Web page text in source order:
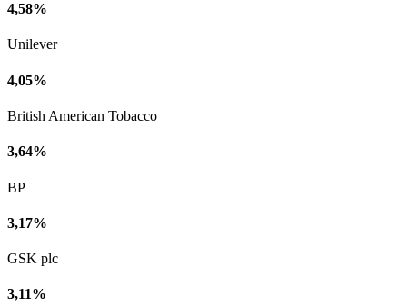
4,58%
Unilever
4,05%
British American Tobacco
3,64%
BP
3,17%
GSK plc
3,11%